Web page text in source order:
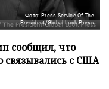
Фото: Press Service Of The
President/Global Look Press
сообщил, что
связывались с США